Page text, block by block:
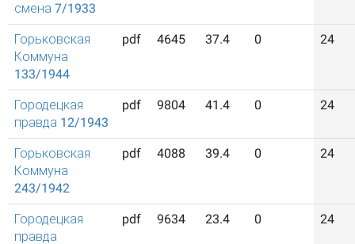
смена 7/1933
Горьковская
Коммуна
133/1944
pdf 4645 37.4 0 24
Городецкая
правда 12/1943
pdf 9804 41.4 0 24
Горьковская
Коммуна
243/1942
pdf 4088 39.4 0 24
Городецкая
правда
pdf 9634 23.4 0 24